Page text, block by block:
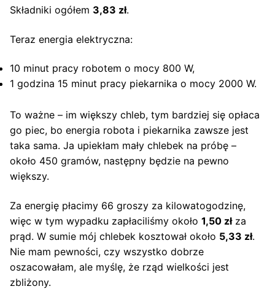
Składniki ogółem 3,83 zł.
Teraz energia elektryczna:
10 minut pracy robotem o mocy 800 W,
1 godzina 15 minut pracy piekarnika o mocy 2000 W.
To ważne – im większy chleb, tym bardziej się opłaca
go piec, bo energia robota i piekarnika zawsze jest
taka sama. Ja upiekłam mały chlebek na próbę –
około 450 gramów, następny będzie na pewno
większy.
Za energię płacimy 66 groszy za kilowatogodzinę,
więc w tym wypadku zapłaciliśmy około 1,50 złza
prąd. W sumie mój chlebek kosztował około 5,33 zł.
Nie mam pewności, czy wszystko dobrze
oszacowałam, ale myślę, że rząd wielkości jest
zbliżony.